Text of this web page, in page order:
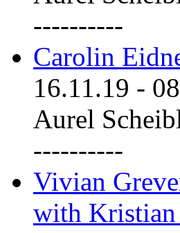
----------
Carolin
16.11.19 -
Aurel
----------
Vivian
with Kristian